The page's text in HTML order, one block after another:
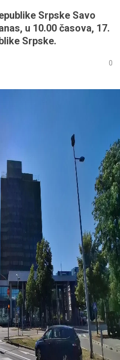
Srpske Savo
u 10.00 časova, 17.
Srpske.
0